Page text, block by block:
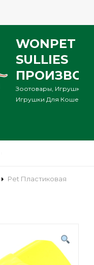
WONPET
SULLIES
Зоотовары, Игрушки
Игрушки Для Кошек ...
Pet Пластиковая